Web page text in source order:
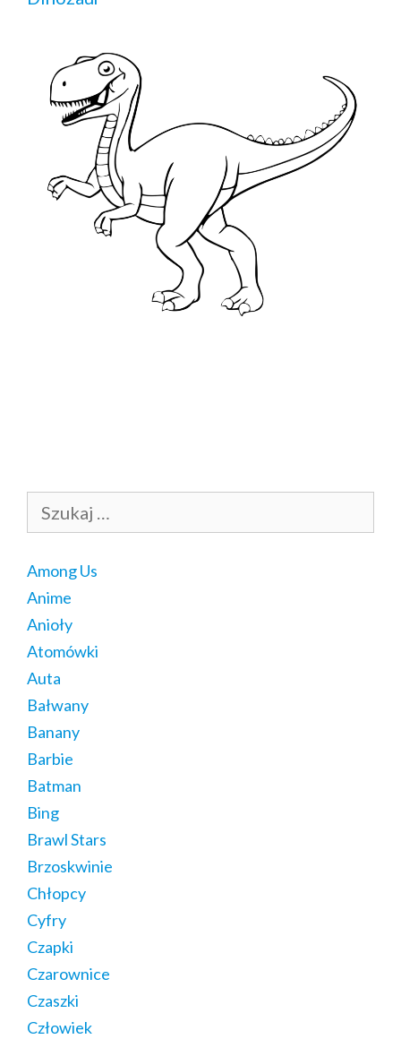
Among Us
Anime
Anioły
Atomówki
Auta
Bałwany
Banany
Barbie
Batman
Bing
Brawl Stars
Brzoskwinie
Chłopcy
Cyfry
Czapki
Czarownice
Czaszki
Człowiek